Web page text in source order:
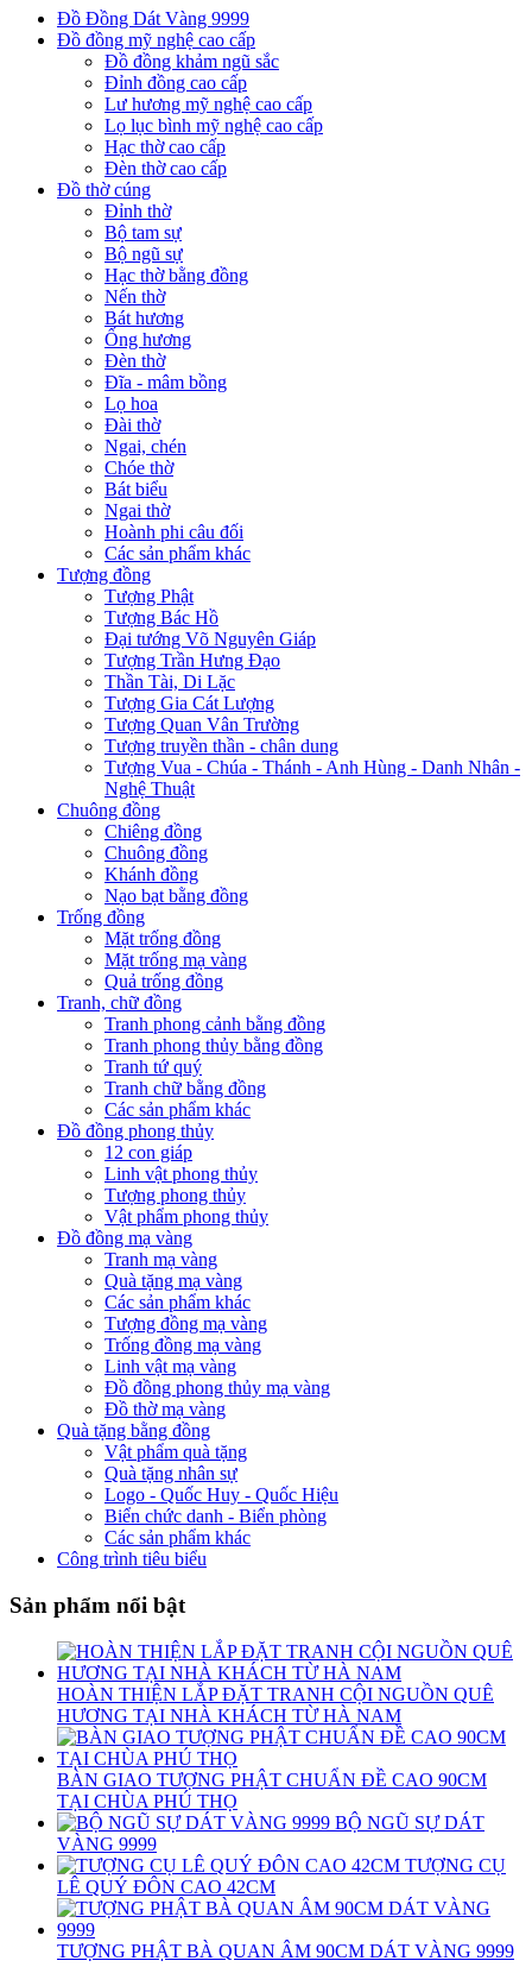
Đồ Đồng Dát Vàng 9999
Đồ đồng mỹ nghệ cao cấp
Đồ đồng khảm ngũ sắc
Đỉnh đồng cao cấp
Lư hương mỹ nghệ cao cấp
Lọ lục bình mỹ nghệ cao cấp
Hạc thờ cao cấp
Đèn thờ cao cấp
Đồ thờ cúng
Đỉnh thờ
Bộ tam sự
Bộ ngũ sự
Hạc thờ bằng đồng
Nến thờ
Bát hương
Ống hương
Đèn thờ
Đĩa - mâm bồng
Lọ hoa
Đài thờ
Ngai, chén
Chóe thờ
Bát biểu
Ngai thờ
Hoành phi câu đối
Các sản phẩm khác
Tượng đồng
Tượng Phật
Tượng Bác Hồ
Đại tướng Võ Nguyên Giáp
Tượng Trần Hưng Đạo
Thần Tài, Di Lặc
Tượng Gia Cát Lượng
Tượng Quan Vân Trường
Tượng truyền thần - chân dung
Tượng Vua - Chúa - Thánh - Anh Hùng - Danh Nhân -
Nghệ Thuật
Chuông đồng
Chiêng đồng
Chuông đồng
Khánh đồng
Nạo bạt bằng đồng
Trống đồng
Mặt trống đồng
Mặt trống mạ vàng
Quả trống đồng
Tranh, chữ đồng
Tranh phong cảnh bằng đồng
Tranh phong thủy bằng đồng
Tranh tứ quý
Tranh chữ bằng đồng
Các sản phẩm khác
Đồ đồng phong thủy
12 con giáp
Linh vật phong thủy
Tượng phong thủy
Vật phẩm phong thủy
Đồ đồng mạ vàng
Tranh mạ vàng
Quà tặng mạ vàng
Các sản phẩm khác
Tượng đồng mạ vàng
Trống đồng mạ vàng
Linh vật mạ vàng
Đồ đồng phong thủy mạ vàng
Đồ thờ mạ vàng
Quà tặng bằng đồng
Vật phẩm quà tặng
Quà tặng nhân sự
Logo - Quốc Huy - Quốc Hiệu
Biển chức danh - Biển phòng
Các sản phẩm khác
Công trình tiêu biểu
Sản phẩm nổi bật
HOÀN THIỆN LẮP ĐẶT TRANH CỘI NGUỒN QUÊ
HƯƠNG TẠI NHÀ KHÁCH TỪ HÀ NAM
BÀN GIAO TƯỢNG PHẬT CHUẨN ĐỀ CAO 90CM
TẠI CHÙA PHÚ THỌ
BỘ NGŨ SỰ DÁT
VÀNG 9999
TƯỢNG CỤ
LÊ QUÝ ĐÔN CAO 42CM
TƯỢNG PHẬT BÀ QUAN ÂM 90CM DÁT VÀNG 9999